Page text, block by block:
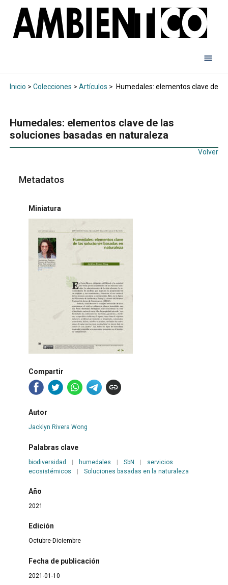
Inicio > Colecciones > Artículos > Humedales: elementos clave de
Humedales: elementos clave de las
soluciones basadas en naturaleza
Volver
Metadatos
Miniatura
Compartir
Autor
Jacklyn Rivera Wong
Palabras clave
biodiversidad | humedales | SbN |
servicios
ecosistémicos
| Soluciones basadas en la naturaleza
Año
2021
Edición
Octubre-Diciembre
Fecha de publicación
2021-01-10